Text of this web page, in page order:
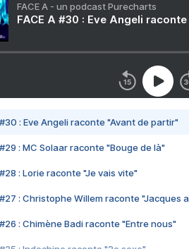
FACE A - un podcast Purecharts
FACE A #30 : Eve Angeli
#30 : Eve Angeli raconte "Avant de partir"
#29 : MC Solaar raconte "Bouge de là"
#28 : Lorie raconte "Je vais vite"
#27 : Christophe Willem raconte "Jacques
#26 : Chimène Badi raconte "Entre nous"